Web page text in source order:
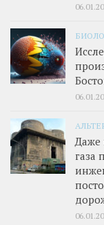
Даже
газа